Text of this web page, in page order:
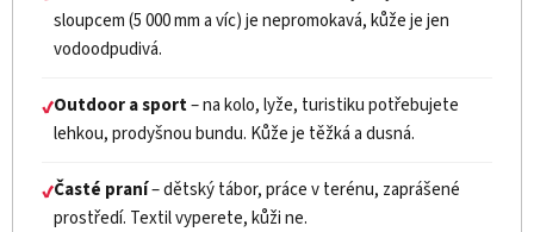
sloupcem (5 000 mm a víc) je nepromokavá, kůže je jen
vodoodpudivá.
✔Outdoor a sport– na kolo, lyže, turistiku potřebujete
lehkou, prodyšnou bundu. Kůže je těžká a dusná.
✔Časté praní– dětský tábor, práce v terénu, zaprášené
prostředí. Textil vyperete, kůži ne.